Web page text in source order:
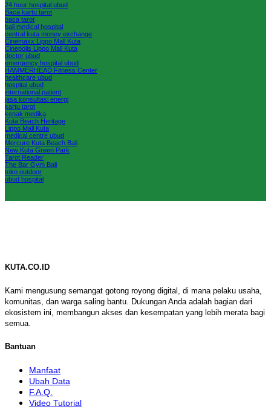
24 hour hospital ubud
Baca kartu tarot
baca tarot
bali medical hospital
central kuta money exchange
Cinemaxx Lippo Mall Kuta
Cinepolis Lippo Mall Kuta
doctor ubud
emergency hospital ubud
HAMMERHEAD Fitness Center
healthcare ubud
hospital ubud
international patient
jasa konsultasi energi
kartu tarot
kenak medika
Kuta Beach Heritage
Lippo Mall Kuta
medical centre ubud
Mercure Kuta Beach Bali
New Kuta Green Park
Tarot Reader
The Bar Gym Bali
toko outdoor
ubud hospital
KUTA.CO.ID
Kami mengusung semangat gotong royong digital, di mana pelaku usaha,
komunitas, dan warga saling bantu. Dukungan Anda adalah bagian dari
ekosistem ini, membangun akses dan kesempatan yang lebih merata bagi
semua.
Bantuan
Manfaat
Ubah Data
F.A.Q.
Video Tutorial